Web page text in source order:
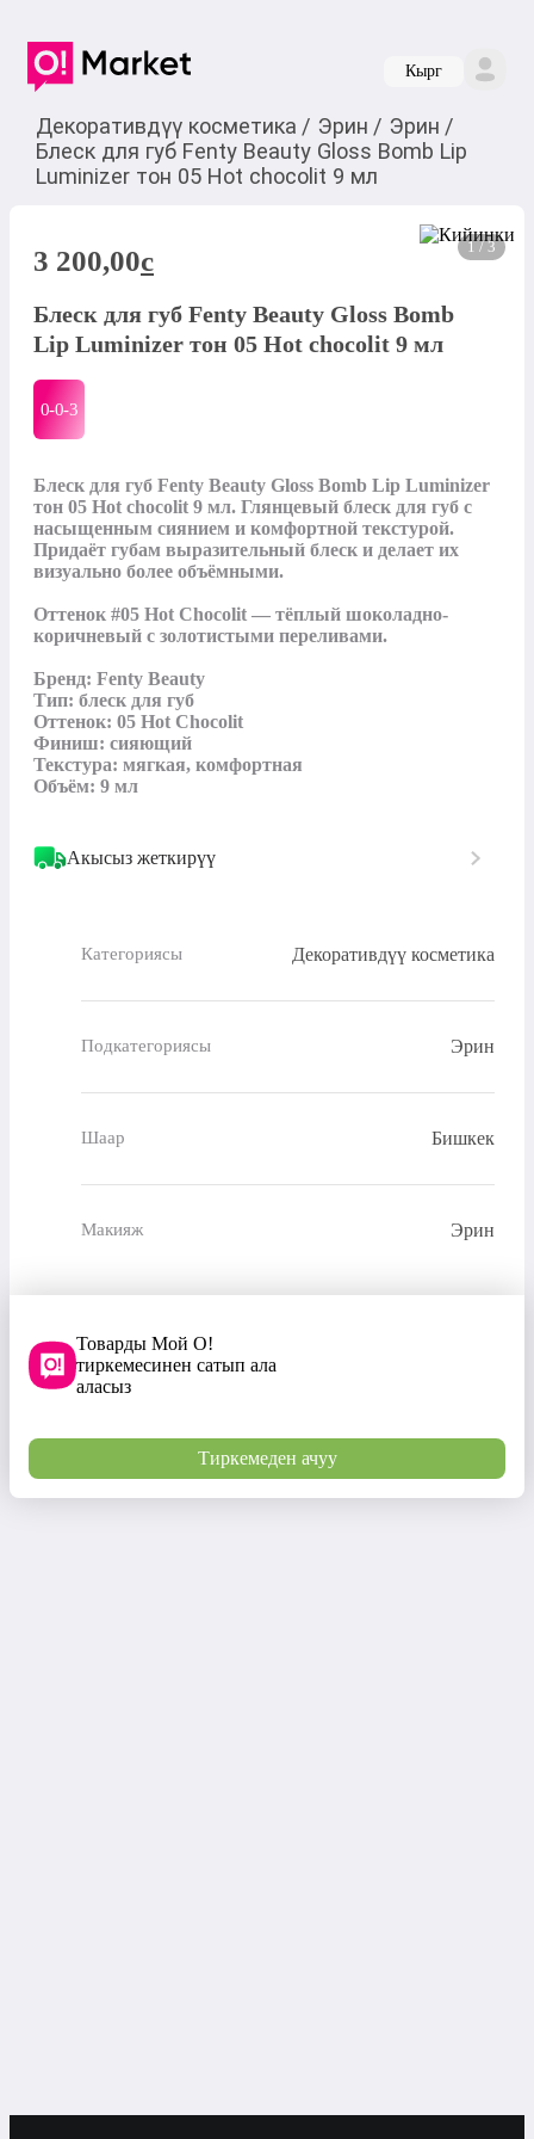
Кырг
Декоративдүү косметика / Эрин / Эрин /
Блеск для губ Fenty Beauty Gloss Bomb Lip
Luminizer тон 05 Hot chocolit 9 мл
1 / 3
3 200,00c
Блеск для губ Fenty Beauty Gloss Bomb
Lip Luminizer тон 05 Hot chocolit 9 мл
0-0-3
Блеск для губ Fenty Beauty Gloss Bomb Lip Luminizer
тон 05 Hot chocolit 9 мл. Глянцевый блеск для губ с
насыщенным сиянием и комфортной текстурой.
Придаёт губам выразительный блеск и делает их
визуально более объёмными.
Оттенок #05 Hot Chocolit — тёплый шоколадно-
коричневый с золотистыми переливами.
Бренд: Fenty Beauty
Тип: блеск для губ
Оттенок: 05 Hot Chocolit
Финиш: сияющий
Текстура: мягкая, комфортная
Объём: 9 мл
Акысыз жеткирүү
Категориясы Декоративдүү косметика
Подкатегориясы Эрин
Шаар Бишкек
Макияж Эрин
Товарды Мой О!
тиркемесинен сатып ала
аласыз
Тиркемеден ачуу